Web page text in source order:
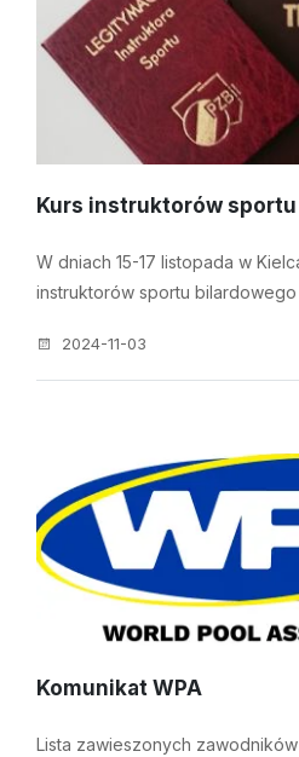
Kurs instruktorów
W dniach 15-17 listopada w
instruktorów sportu bilardowego
2024-11-03
Komunikat WPA
Lista zawieszonych